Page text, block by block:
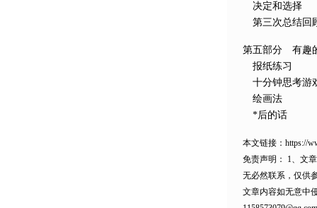
决定和选择
第三次总结回
第五部分 有趣
报纸练习
十分钟思考游
绘画法
*后的话
本文链接： https://
免责声明： 1、文
无必然联系，仅供
文章内容如无意中